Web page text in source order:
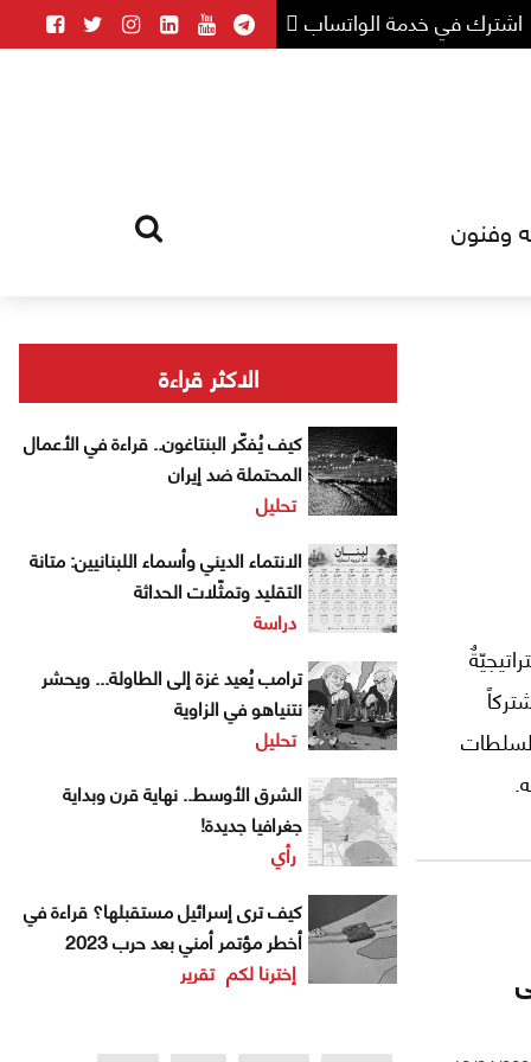
اشترك في خدمة الواتساب
وفنون
أن
الاكثر قراءة
كيف يُفكّر البنتاغون.. قراءة في الأعمال
المحتملة ضد إيران
تحليل
الانتماء الديني وأسماء اللبنانيين: متانة
التقليد وتمثّلات الحداثة
دراسة
ترامب يُعيد غزة إلى الطاولة... ويحشر
نتنياهو في الزاوية
تحليل
الشرق الأوسط.. نهاية قرن وبداية
جغرافيا جديدة!
رأي
كيف ترى إسرائيل مستقبلها؟ قراءة في
أخطر مؤتمر أمني بعد حرب 2023
إخترنا لكم تقرير